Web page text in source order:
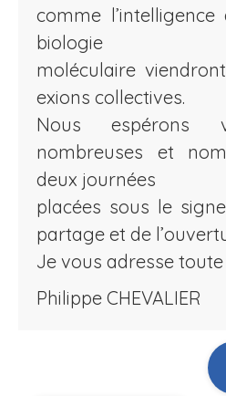
comme
biologie
moléculaire
exions collectives.
Nous espérons
nombreuses et
deux journées
placées sous le
partage et de
Je vous adresse
Philippe CHEVALIER